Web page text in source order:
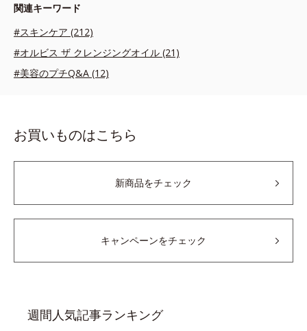
関連キーワード
#スキンケア (212)
#オルビス ザ クレンジングオイル (21)
#美容のプチQ&A (12)
お買いものはこちら
新商品をチェック
キャンペーンをチェック
週間人気記事ランキング